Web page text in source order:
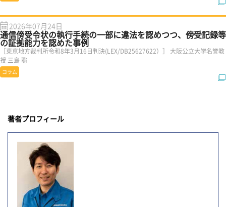
2026年07月24日
通信傍受令状の執行手続の一部に違法を認めつつ、傍受記録等
の証拠能力を認めた事例
［東京地方裁判所令和8年3月16日判決(LEX/DB25627622）］ 大阪公立大学名誉教
授 三島 聡
コラム
著者プロフィール